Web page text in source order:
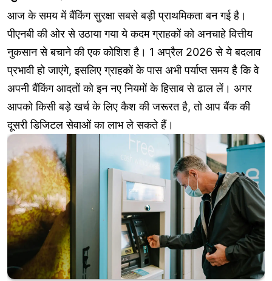
आज के समय में बैंकिंग सुरक्षा सबसे बड़ी प्राथमिकता बन गई है।
पीएनबी की ओर से उठाया गया ये कदम ग्राहकों को अनचाहे वित्तीय
नुकसान से बचाने की एक कोशिश है। 1 अप्रैल 2026 से ये बदलाव
प्रभावी हो जाएंगे, इसलिए ग्राहकों के पास अभी पर्याप्त समय है कि वे
अपनी बैंकिंग आदतों को इन नए नियमों के हिसाब से ढाल लें। अगर
आपको किसी बड़े खर्च के लिए कैश की जरूरत है, तो आप बैंक की
दूसरी डिजिटल सेवाओं का लाभ ले सकते हैं।